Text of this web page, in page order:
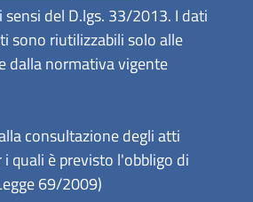
del D.lgs. 33/2013. I dati
sono riutilizzabili solo alle
dalla normativa vigente
consultazione degli atti
quali è previsto l'obbligo di
69/2009)